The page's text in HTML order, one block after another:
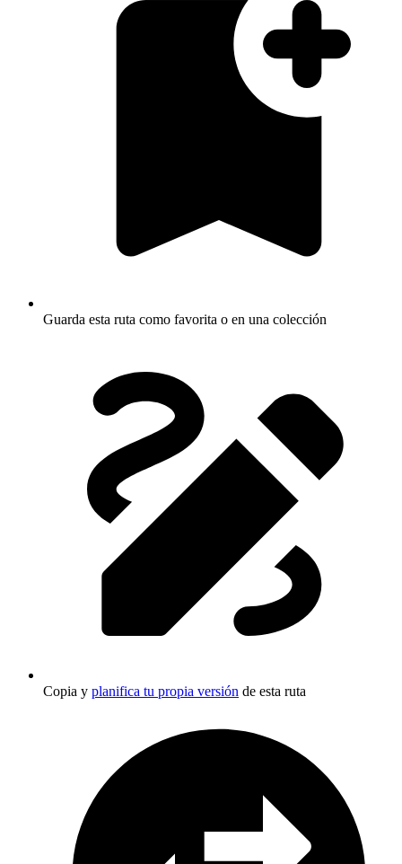
Guarda esta ruta como favorita o en una colección
Copia y planifica tu propia versión de esta ruta